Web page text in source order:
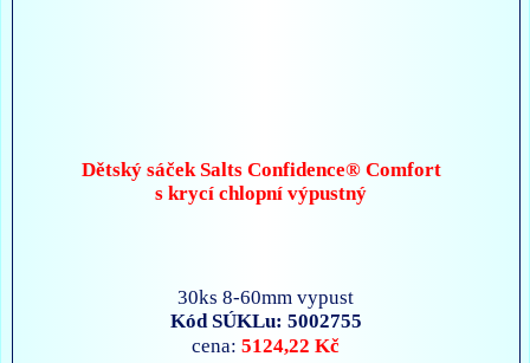
Dětský sáček Salts Confidence® Comfort
s krycí chlopní výpustný
30ks 8-60mm vypust
Kód SÚKLu: 5002755
cena:5124,22 Kč